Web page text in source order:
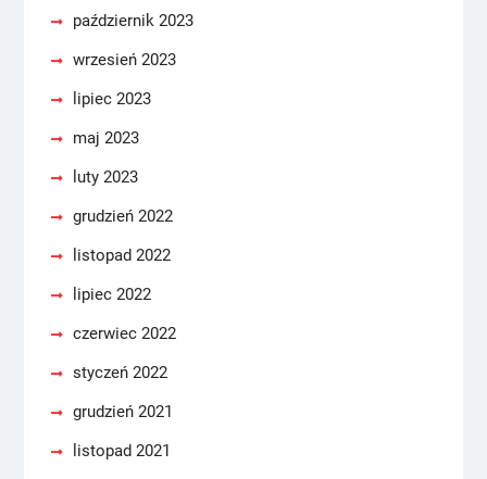
październik 2023
wrzesień 2023
lipiec 2023
maj 2023
luty 2023
grudzień 2022
listopad 2022
lipiec 2022
czerwiec 2022
styczeń 2022
grudzień 2021
listopad 2021